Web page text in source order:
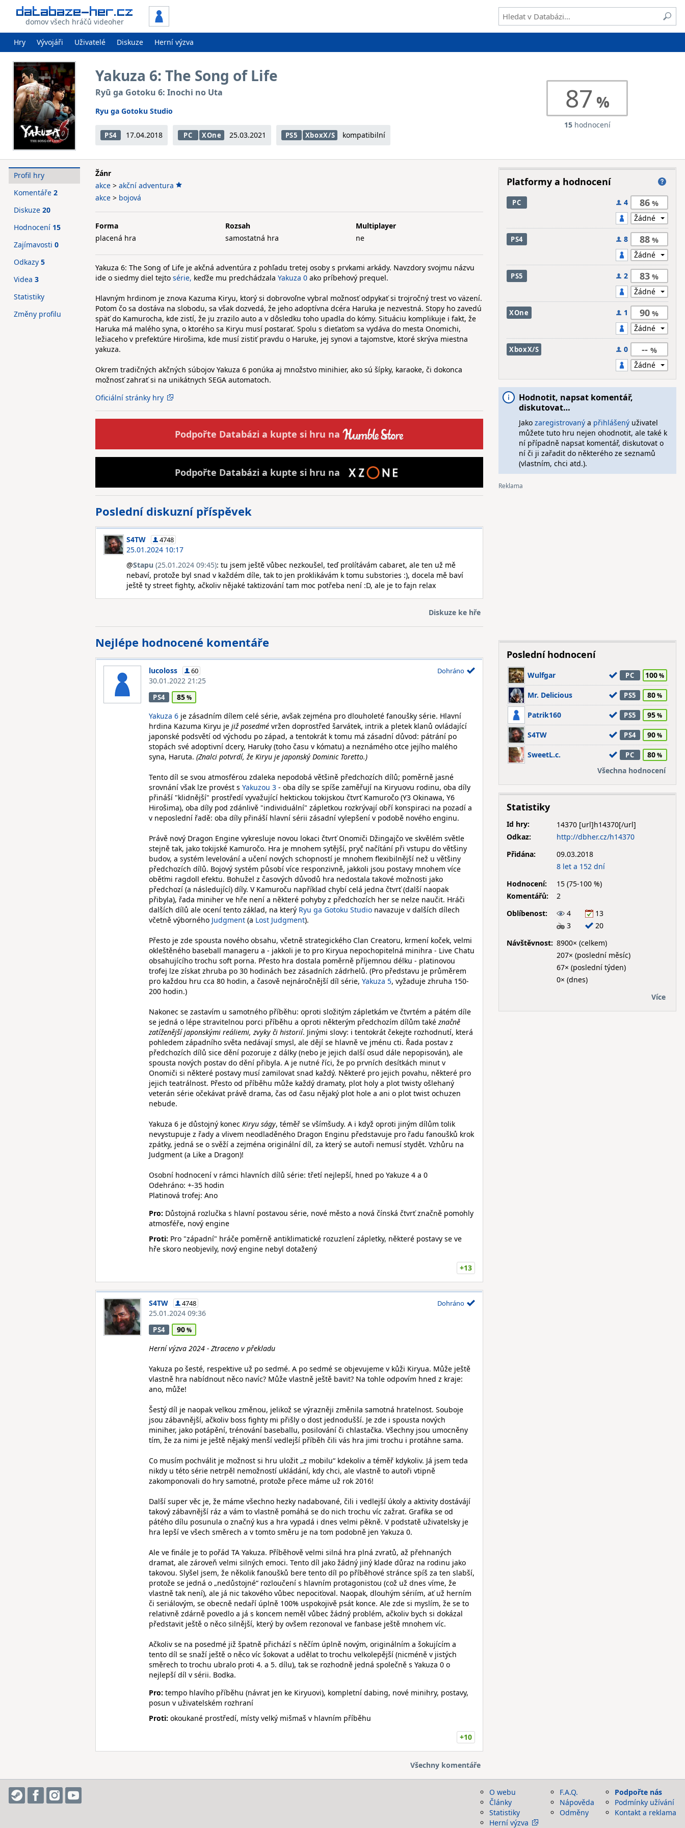
domov všech hráčů videoher
Hry Vývojáři Uživatelé Diskuze Herní výzva
Yakuza 6: The Song of Life
Ryū ga Gotoku 6: Inochi no Uta
Ryu ga Gotoku Studio
PS4 17.04.2018 PC XOne 25.03.2021 PS5 XboxX/S kompatibilní
87
15hodnocení
Žánr
akce > akční adventura
akce > bojová
Forma
placená hra
Rozsah
samostatná hra
Multiplayer
ne
Yakuza 6: The Song of Life je akčná adventúra z pohľadu tretej osoby s prvkami arkády. Navzdory svojmu názvu
ide o siedmy diel tejto série, keďže mu predchádzala Yakuza 0 ako príbehový prequel.
Hlavným hrdinom je znova Kazuma Kiryu, ktorý si dobrovoľne vybral možnosť odpykať si trojročný trest vo väzení.
Potom čo sa dostáva na slobodu, sa však dozvedá, že jeho adoptívna dcéra Haruka je nezvestná. Stopy ho zavedú
späť do Kamurocha, kde zistí, že ju zrazilo auto a v dôsledku toho upadla do kómy. Situáciu komplikuje i fakt, že
Haruka má malého syna, o ktorého sa Kiryu musí postarať. Spolu s dieťaťom sa vydáva do mesta Onomichi,
ležiaceho v prefektúre Hirošima, kde musí zistiť pravdu o Haruke, jej synovi a tajomstve, ktoré skrýva miestna
yakuza.
Okrem tradičných akčných súbojov Yakuza 6 ponúka aj množstvo minihier, ako sú šípky, karaoke, či dokonca
možnosť zahrať si na unikátnych SEGA automatoch.
Oficiální stránky hry
Podpořte Databázi a kupte si hru na
Podpořte Databázi a kupte si hru na
Poslední diskuzní příspěvek
S4TW 4748
25.01.2024 10:17
@Stapu (25.01.2024 09:45): tu jsem ještě vůbec nezkoušel, teď prolítávám cabaret, ale ten už mě
nebaví, protože byl snad v každém díle, tak to jen proklikávám k tomu substories :), docela mě baví
ještě ty street fighty, ačkoliv nějaké taktizování tam moc potřeba není :D, ale je to fajn relax
Diskuze ke hře
Nejlépe hodnocené komentáře
lucoloss 60
30.01.2022 21:25
Dohráno
PS4
85
Yakuza 6 je zásadním dílem celé série, avšak zejména pro dlouholeté fanoušky série. Hlavní
hrdina Kazuma Kiryu je již posedmé vržen doprostřed šarvátek, intrik a pletek klanů ovládající
japonské podsvětí od východu po západ, a tentokrát k tomu má zásadní důvod: pátrání po
stopách své adoptivní dcery, Haruky (toho času v kómatu) a neznámého otce jejího malého
syna, Haruta. (Znalci potvrdí, že Kiryu je japonský Dominic Toretto.)
Tento díl se svou atmosférou zdaleka nepodobá většině předchozích dílů; poměrně jasné
srovnání však lze provést s Yakuzou 3 - oba díly se spíše zaměřují na Kiryuovu rodinu, oba díly
přináší "klidnější" prostředí vyvažující hektickou tokijskou čtvrť Kamuročo (Y3 Okinawa, Y6
Hirošima), oba díly pod zdánlivě "individuální" zápletkou rozkrývají obří konspiraci na pozadí a
v neposlední řadě: oba díly přináší hlavní sérii zásadní vylepšení v podobě nového enginu.
Právě nový Dragon Engine vykresluje novou lokaci čtvrť Onomiči Džingajčo ve skvělém světle
stejně tak, jako tokijské Kamuročo. Hra je mnohem sytější, pryč načítání při vstupu do většiny
budov, a systém levelování a učení nových schopností je mnohem flexibilnější než u většiny
předchozích dílů. Bojový systém působí více responzivně, jakkoli jsou postavy mnohem více
oběťmi ragdoll efektu. Bohužel z časových důvodů hra nedostala takové možnosti jako
předchozí (a následující) díly. V Kamuroču například chybí celá jedna čtvrť (další naopak
přibyla), řada miniher ve hře není a některé pohyby z předchozích her se nelze naučit. Hráči
dalších dílů ale ocení tento základ, na který Ryu ga Gotoku Studio navazuje v dalších dílech
včetně výborného Judgment (a Lost Judgment).
Přesto je zde spousta nového obsahu, včetně strategického Clan Creatoru, krmení koček, velmi
okleštěného baseball manageru a - jakkoli je to pro Kiryua nepochopitelná minihra - Live Chatu
obsahujícího trochu soft porna. Přesto hra dostala poměrně příjemnou délku - platinovou
trofej lze získat zhruba po 30 hodinách bez zásadních zádrhelů. (Pro představu je průměrem
pro každou hru cca 80 hodin, a časově nejnáročnější díl série, Yakuza 5, vyžaduje zhruha 150-
200 hodin.)
Nakonec se zastavím u samotného příběhu: oproti složitým zápletkám ve čtvrtém a pátém díle
se jedná o lépe stravitelnou porci příběhu a oproti některým předchozím dílům takéznačně
zatíženější japonskými reáliemi, zvyky či historií. Jinými slovy: i tentokrát čekejte rozhodnutí, která
pohledem západního světa nedávají smysl, ale dějí se hlavně ve jménu cti. Řada postav z
předchozích dílů sice dění pozoruje z dálky (nebo je jejich další osud dále nepopisován), ale
spousta nových postav do dění přibyla. A je nutné říci, že po prvních desítkách minut v
Onomiči si některé postavy musí zamilovat snad každý. Některé pro jejich povahu, některé pro
jejich teatrálnost. Přesto od příběhu může každý dramaty, plot holy a plot twisty ošlehaný
veterán série očekávat právě drama, čas od času nějaký plot hole a ani o plot twist ochuzen
nebude.
Yakuza 6 je důstojný konec Kiryu ságy, téměř se všímšudy. A i když oproti jiným dílům tolik
nevystupuje z řady a vlivem neodladěného Dragon Enginu představuje pro řadu fanoušků krok
zpátky, jedná se o svěží a zejména originální díl, za který se autoři nemusí stydět. Vzhůru na
Judgment (a Like a Dragon)!
Osobní hodnocení v rámci hlavních dílů série: třetí nejlepší, hned po Yakuze 4 a 0
Odehráno: +-35 hodin
Platinová trofej: Ano
Pro: Důstojná rozlučka s hlavní postavou série, nové město a nová čínská čtvrť značně pomohly
atmosféře, nový engine
Proti: Pro "západní" hráče poměrně antiklimatické rozuzlení zápletky, některé postavy se ve
hře skoro neobjevily, nový engine nebyl dotažený
+13
S4TW 4748
25.01.2024 09:36
Dohráno
PS4
90
Herní výzva 2024 - Ztraceno v překladu
Yakuza po šesté, respektive už po sedmé. A po sedmé se objevujeme v kůži Kiryua. Může ještě
vlastně hra nabídnout něco navíc? Může vlastně ještě bavit? Na tohle odpovím hned z kraje:
ano, může!
Šestý díl je naopak velkou změnou, jelikož se výrazněji změnila samotná hratelnost. Souboje
jsou zábavnější, ačkoliv boss fighty mi přišly o dost jednodušší. Je zde i spousta nových
miniher, jako potápění, trénování baseballu, posilování či chlastačka. Všechny jsou umocněny
tím, že za nimi je ještě nějaký menší vedlejší příběh čili vás hra jimi trochu i protáhne sama.
Co musím pochválit je možnost si hru uložit „z mobilu“ kdekoliv a téměř kdykoliv. Já jsem teda
nikdy u této série netrpěl nemožností ukládání, kdy chci, ale vlastně to autoři vtipně
zakomponovali do hry samotné, protože přece máme už rok 2016!
Další super věc je, že máme všechno hezky nadabované, čili i vedlejší úkoly a aktivity dostávájí
takový zábavnější ráz a vám to vlastně pomáhá se do nich trochu víc zažrat. Grafika se od
pátého dílu posunula o značný kus a hra vypadá i dnes velmi pěkně. V podstatě uživatelsky je
hra lepší ve všech směrech a v tomto směru je na tom podobně jen Yakuza 0.
Ale ve finále je to pořád TA Yakuza. Příběhově velmi silná hra plná zvratů, až přehnaných
dramat, ale zároveň velmi silných emoci. Tento díl jako žádný jiný klade důraz na rodinu jako
takovou. Slyšel jsem, že několik fanoušků bere tento díl po příběhové stránce spíš za ten slabší,
protože se jedná o „nedůstojné“ rozloučení s hlavním protagonistou (což už dnes víme, že
vlastně tak není), ale já nic takového vůbec nepociťoval. Naopak, dlouhým sériím, ať už herním
či seriálovým, se obecně nedaří úplně 100% uspokojivě psát konce. Ale zde si myslím, že se to
relativně zdárně povedlo a já s koncem neměl vůbec žádný problém, ačkoliv bych si dokázal
představit ještě o něco silnější, který by ovšem rezonoval ve fanbase ještě mnohem víc.
Ačkoliv se na posedmé již špatně přichází s něčím úplně novým, originálním a šokujícím a
tento díl se snaží ještě o něco víc šokovat a udělat to trochu velkolepější (nicméně v jistých
směrech to trochu ubralo proti 4. a 5. dílu), tak se rozhodně jedná společně s Yakuza 0 o
nejlepší díl v sérii. Bodka.
Pro: tempo hlavího příběhu (návrat jen ke Kiryuovi), kompletní dabing, nové minihry, postavy,
posun v uživatelském rozhraní
Proti: okoukané prostředí, místy velký mišmaš v hlavním příběhu
+10
Všechny komentáře
Profil hry
Komentáře 2
Diskuze 20
Hodnocení 15
Zajímavosti 0
Odkazy 5
Videa 3
Statistiky
Změny profilu
Platformy a hodnocení
PC 4 86
PS4 8 88
PS5 2 83
XOne 1 90
XboxX/S 0 --
Hodnotit, napsat komentář,
diskutovat…
Jako zaregistrovanýa přihlášenýuživatel
můžete tuto hru nejen ohodnotit, ale také k
ní případně napsat komentář, diskutovat o
ní či ji zařadit do některého ze seznamů
(vlastním, chci atd.).
Poslední hodnocení
Wulfgar PC 100
Mr. Delicious PS5 80
Patrik160 PS5 95
S4TW PS4 90
SweetL.c. PC
80
Všechna hodnocení
Statistiky
Id hry:
14370
Odkaz:
http://dbher.cz/h14370
Přidána:
09.03.2018
8 let a 152 dní
Hodnocení:
15 (75-100 %)
Komentářů:
2
Oblíbenost:
4
13
3
20
Návštěvnost: 8900× (celkem)
207× (poslední měsíc)
67× (poslední týden)
0× (dnes)
Více
O webu
Články
Statistiky
Herní výzva
F.A.Q.
Nápověda
Odměny
Podpořte nás
Podmínky užívání
Kontakt a reklama